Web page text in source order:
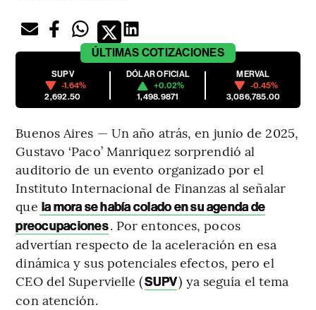
ÚLTIMAS COTIZACIONES
SUPV
-1.64%
2,692.50
DÓLAR OFICIAL
+0.02%
1,498.9871
MERVAL
-0.45%
3,086,785.00
Buenos Aires — Un año atrás, en junio de 2025,
Gustavo ‘Paco’ Manriquez sorprendió al
auditorio de un evento organizado por el
Instituto Internacional de Finanzas al señalar
que la mora se había colado en su agenda de
preocupaciones. Por entonces, pocos
advertían respecto de la aceleración en esa
dinámica y sus potenciales efectos, pero el
CEO del Supervielle (SUPV) ya seguía el tema
con atención.